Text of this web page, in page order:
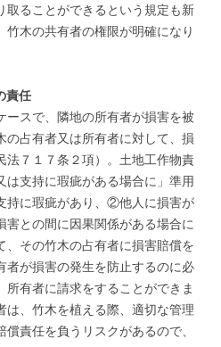
取ることができるという規定も新
木の共有者の権限が明確になり
責任
ースで、隣地の所有者が損害を被
の占有者又は所有者に対して、損
法７１７条２項）。土地工作物責
は支持に瑕疵がある場合に」準用
持に瑕疵があり、②他人に損害が
との間に因果関係がある場合に
、その竹木の占有者に損害賠償を
者が損害の発生を防止するのに必
有者に請求をすることができま
は、竹木を植える際、適切な管理
責任を負うリスクがあるので、